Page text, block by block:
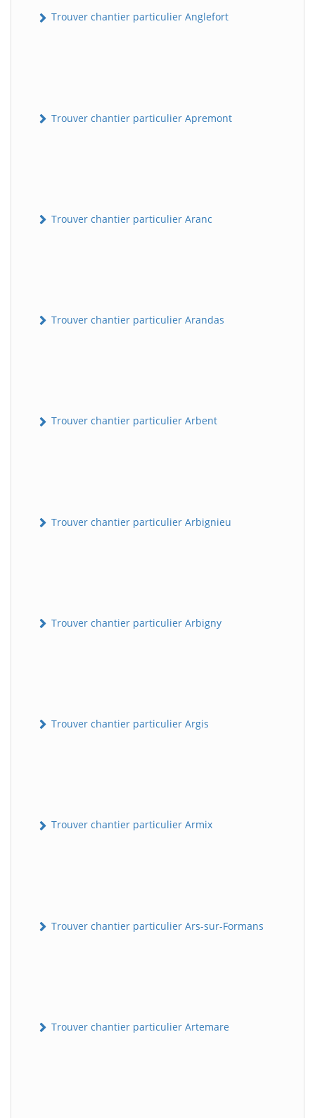
Trouver chantier particulier Anglefort
Trouver chantier particulier Apremont
Trouver chantier particulier Aranc
Trouver chantier particulier Arandas
Trouver chantier particulier Arbent
Trouver chantier particulier Arbignieu
Trouver chantier particulier Arbigny
Trouver chantier particulier Argis
Trouver chantier particulier Armix
Trouver chantier particulier Ars-sur-Formans
Trouver chantier particulier Artemare